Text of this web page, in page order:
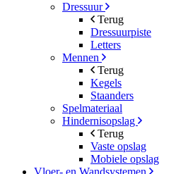
Dressuur
Terug
Dressuurpiste
Letters
Mennen
Terug
Kegels
Staanders
Spelmateriaal
Hindernisopslag
Terug
Vaste opslag
Mobiele opslag
Vloer- en Wandsystemen